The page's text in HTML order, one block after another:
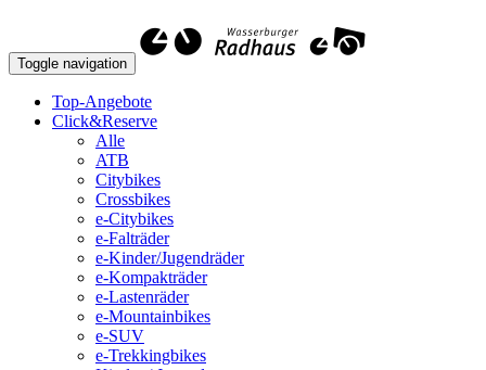
Toggle navigation
Top-Angebote
Click&Reserve
Alle
ATB
Citybikes
Crossbikes
e-Citybikes
e-Falträder
e-Kinder/Jugendräder
e-Kompakträder
e-Lastenräder
e-Mountainbikes
e-SUV
e-Trekkingbikes